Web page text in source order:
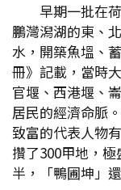
早期一批在
鵬灣潟湖的東、
水，開築魚塭、
冊》記載，當時
官堰、西港堰、
居民的經濟命脈
致富的代表人物
攢了300甲地，
半，「鴨圃坤」